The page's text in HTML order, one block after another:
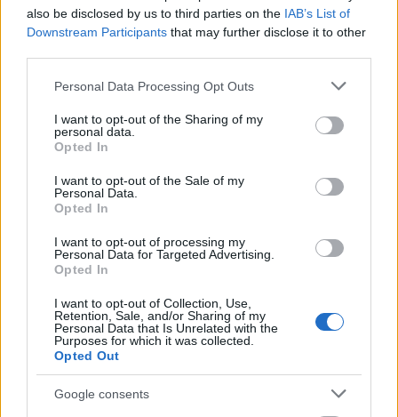
also be disclosed by us to third parties on the IAB’s List of
Downstream Participants that may further disclose it to other
Please note that this website/app uses one or more Google
not limited to your visit or usage behaviour. You may click to
grant or deny consent to Google and its third-party tags to
use your data for below specified purposes in below Google
consent section.
Personal Data Processing Opt Outs
I want to opt-out of the Sharing of my
personal data.
Opted In
I want to opt-out of the Sale of my
Personal Data.
Opted In
I want to opt-out of processing my
Personal Data for Targeted Advertising.
Opted In
I want to opt-out of Collection, Use,
Retention, Sale, and/or Sharing of my
Personal Data that Is Unrelated with the
Purposes for which it was collected.
Opted Out
Google consents
Életem egyik legbizarrabb
gasztroélménye
világevő•2023. január 01.